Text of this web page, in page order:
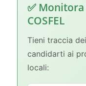
✅
COSFEL
Tieni traccia
candidarti ai
locali: